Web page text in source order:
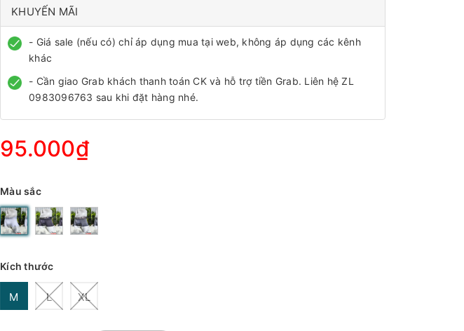
KHUYẾN MÃI
- Giá sale (nếu có) chỉ áp dụng mua tại web, không áp dụng các kênh
khác
- Cần giao Grab khách thanh toán CK và hỗ trợ tiền Grab. Liên hệ ZL
0983096763 sau khi đặt hàng nhé.
95.000₫
Màu sắc
Kích thước
M L XL